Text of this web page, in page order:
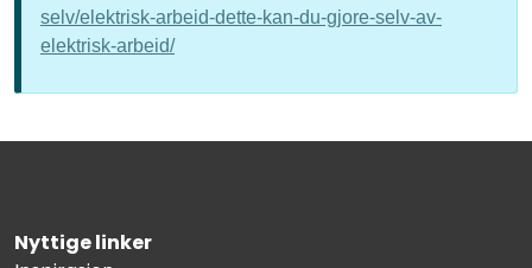
selv/elektrisk-arbeid-dette-kan-du-gjore-selv-av-
elektrisk-arbeid/
Nyttige linker